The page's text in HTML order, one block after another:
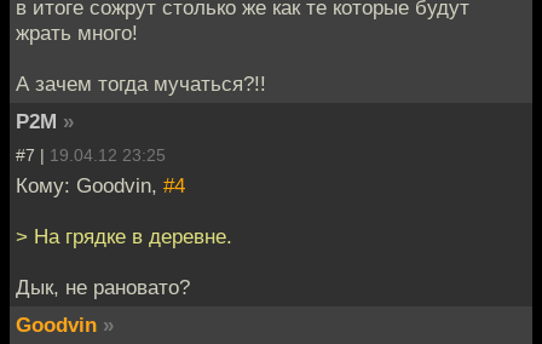
в итоге сожрут столько же как те которые будут
жрать много!
А зачем тогда мучаться?!!
P2M »
#7 | 19.04.12 23:25
Кому: Goodvin, #4
> На грядке в деревне.
Дык, не рановато?
Goodvin »